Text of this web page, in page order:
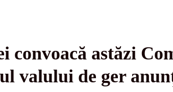
astăzi
valului de ger